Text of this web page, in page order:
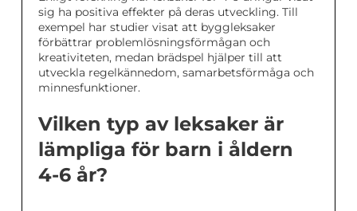
sig ha positiva effekter på deras utveckling. Till
exempel har studier visat att byggleksaker
förbättrar problemlösningsförmågan och
kreativiteten, medan brädspel hjälper till att
utveckla regelkännedom, samarbetsförmåga och
minnesfunktioner.
Vilken typ av leksaker är
lämpliga för barn i åldern
4-6 år?